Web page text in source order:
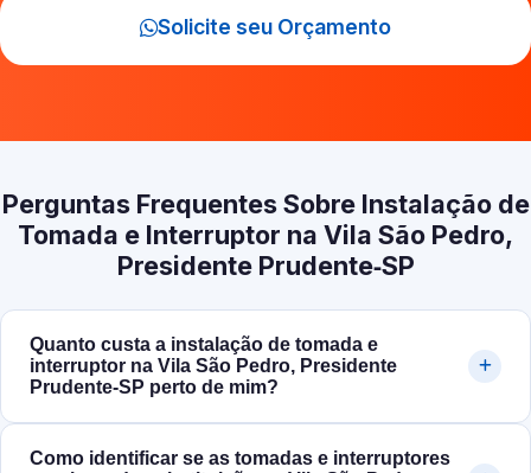
Solicite seu Orçamento
Perguntas Frequentes Sobre Instalação de
Tomada e Interruptor na Vila São Pedro,
Presidente Prudente‑SP
Quanto custa a instalação de tomada e
interruptor na Vila São Pedro, Presidente
Prudente‑SP perto de mim?
Como identificar se as tomadas e interruptores